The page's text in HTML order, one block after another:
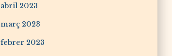
abril 2023
març 2023
febrer 2023